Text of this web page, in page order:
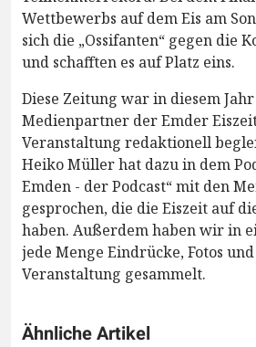
Wettbewerbs auf dem Eis am
sich die „Ossifanten“ gegen die
und schafften es auf Platz eins.
Diese Zeitung war in diesem
Medienpartner der Emder
Veranstaltung redaktionell
Heiko Müller hat dazu in dem
Emden - der Podcast“ mit den
gesprochen, die die Eiszeit auf
haben. Außerdem haben wir in
jede Menge Eindrücke, Fotos
Veranstaltung gesammelt.
Ähnliche Artikel